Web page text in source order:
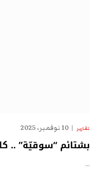
تقارير 10 نوفمبر، 2025
بشتائم “سوقيّة” ..
…